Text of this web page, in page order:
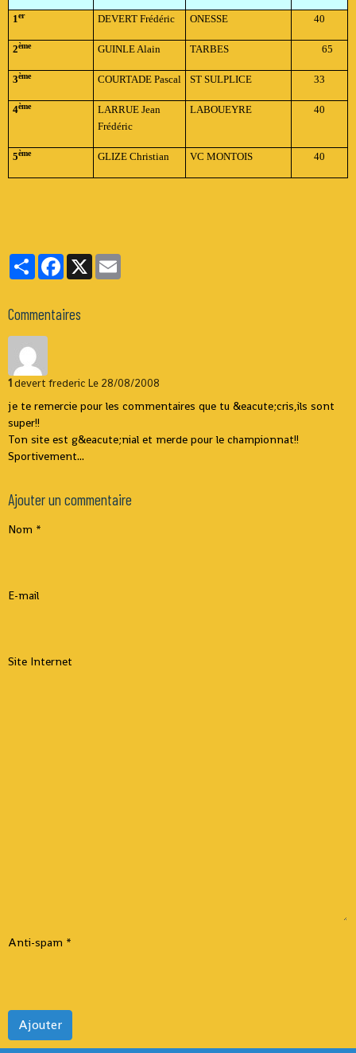
1er DEVERT Frédéric ONESSE 40
2ème GUINLE Alain TARBES 65
3ème COURTADE Pascal ST SULPLICE 33
4ème
LARRUE Jean
Frédéric
LABOUEYRE 40
5ème GLIZE Christian VC MONTOIS 40
PartagerFacebook
X
Commentaires
1devert frederic Le 28/08/2008
je te remercie pour les commentaires que tu &eacute;cris,ils sont
super!!
Ton site est g&eacute;nial et merde pour le championnat!!
Sportivement...
Ajouter un commentaire
Nom
E-mail
Site Internet
Anti-spam
Ajouter